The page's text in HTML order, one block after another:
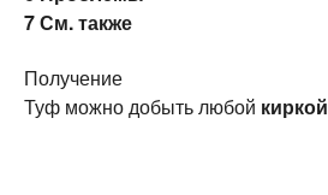
7См. также
Получение
Туф можно добыть любой киркой